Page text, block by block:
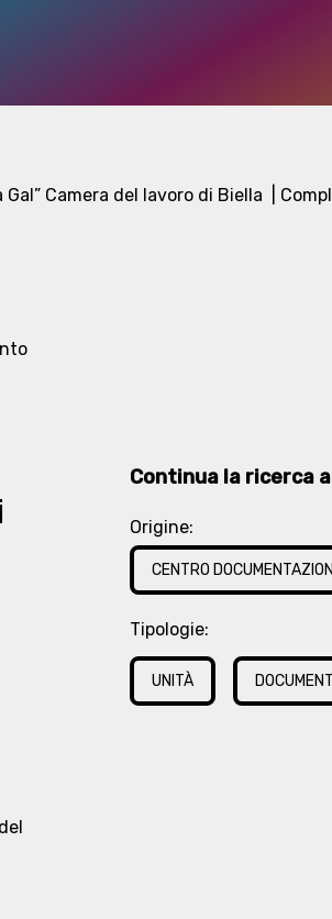
Camera del lavoro di Biella
|
Continua la ricerca
Origine:
CENTRO
Tipologie:
UNITÀ